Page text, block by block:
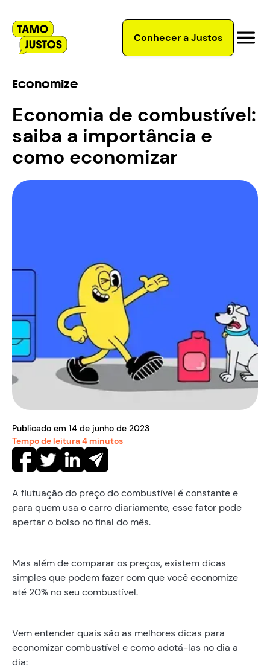
Conhecer a Justos
Economize
Economia de combustível:
saiba a importância e
como economizar
Publicado em 14 de junho de 2023
Tempo de leitura4 minutos
A flutuação do preço do combustível é constante e
para quem usa o carro diariamente, esse fator pode
apertar o bolso no final do mês.
Mas além de comparar os preços, existem dicas
simples que podem fazer com que você economize
até 20% no seu combustível.
Vem entender quais são as melhores dicas para
economizar combustível e como adotá-las no dia a
dia: